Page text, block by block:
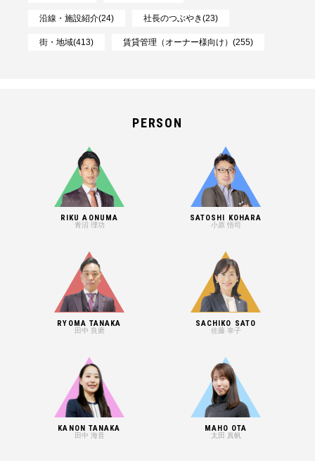
沿線・施設紹介(24) 社長のつぶやき(23)
街・地域(413) 賃貸管理（オーナー様向け）(255)
PERSON
RIKU AONUMA
青沼 理功
SATOSHI KOHARA
小原 悟司
RYOMA TANAKA
田中 良磨
SACHIKO SATO
佐藤 幸子
KANON TANAKA
田中 海音
MAHO OTA
太田 真帆